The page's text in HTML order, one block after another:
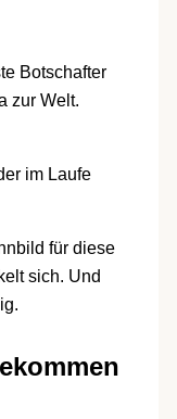
Botschafter
zur Welt.
im Laufe
für diese
sich. Und